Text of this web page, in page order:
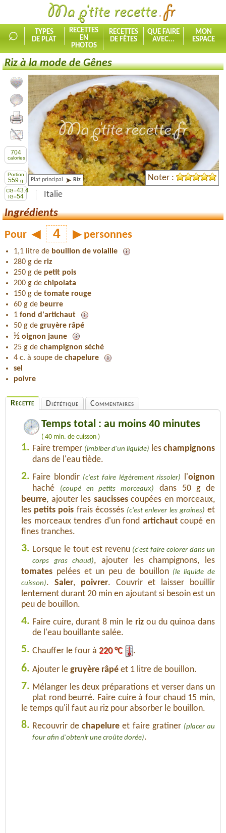
⌕
TYPES
DE PLAT
RECETTES
EN
PHOTOS
RECETTES
DE FÊTES
QUE FAIRE
AVEC...
MON
ESPACE
Riz à la mode de Gênes
Ajouter la recette à mes favorites
Commenter, noter la recette
Imprimer la recette
Partager cette recette
704
calories
Portion
559 g
CG=43.4
IG=54
Plat principal Riz
Italie
Noter :
Ingrédients
Pour ◀ ▶ personnes
1,1 litre de bouillon de volaille
280 g de riz
250 g de petit pois
200 g de chipolata
150 g de tomate rouge
60 g de beurre
1 fond d'artichaut
50 g de gruyère râpé
½ oignon jaune
25 g de champignon séché
4 c. à soupe de chapelure
sel
poivre
Recette Diététique Commentaires
Temps total : au moins 40 minutes
( 40 min. de cuisson )
1. Faire tremper (imbiber d'un liquide) les champignons
dans de l'eau tiède.
2. Faire blondir (c'est faire légèrement rissoler) l'oignon
haché
(coupé en petits morceaux)
dans 50 g de
beurre, ajouter les saucissescoupées en morceaux,
les petits pois frais écossés (c'est enlever les graines) et
les morceaux tendres d'un fond artichautcoupé en
fines tranches.
3. Lorsque le tout est revenu (c'est faire colorer dans un
corps gras chaud), ajouter les champignons, les
tomates pelées et un peu de bouillon (le liquide de
cuisson). Saler, poivrer. Couvrir et laisser bouillir
lentement durant 20 min en ajoutant si besoin est un
peu de bouillon.
4. Faire cuire, durant 8 min le rizou du quinoa dans
de l'eau bouillante salée.
5. Chauffer le four à 220 °C .
6. Ajouter le gruyère râpé et 1 litre de bouillon.
7. Mélanger les deux préparations et verser dans un
plat rond beurré. Faire cuire à four chaud 15 min,
le temps qu'il faut au riz pour absorber le bouillon.
8. Recouvrir dechapelure et faire gratiner (placer au
four afin d'obtenir une croûte dorée).